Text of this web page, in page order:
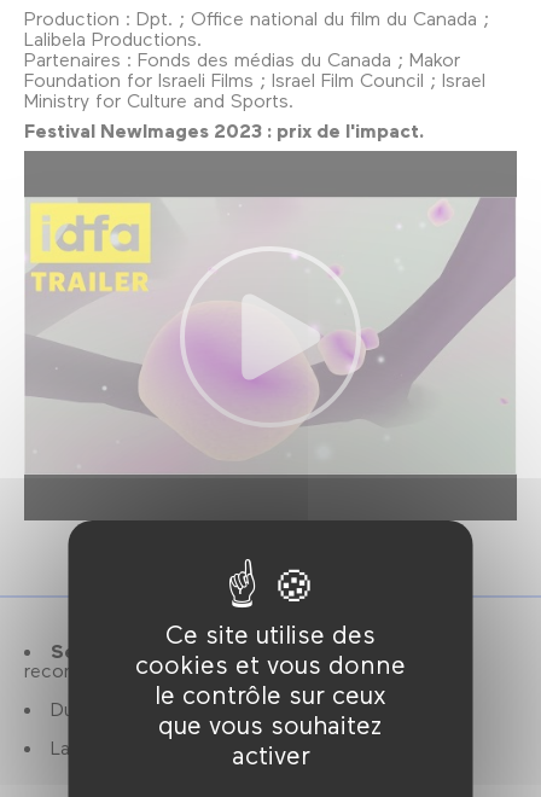
Ce site utilise des
cookies et vous donne
le contrôle sur ceux
que vous souhaitez
activer
Production : Dpt. ; Office national du film du Canada ;
Lalibela Productions.
Partenaires : Fonds des médias du Canada ; Makor
Foundation for Israeli Films ; Israel Film Council ; Israel
Ministry for Culture and Sports.
Festival NewImages 2023 : prix de l'impact.
Séance gratuite . Réservation fortement
recommandée.
Durée 15 min.
La VR est déconseillée aux moins de 12 ans.